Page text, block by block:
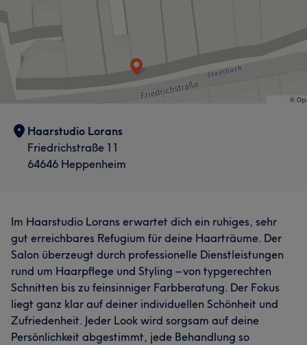
Haarstudio Lorans
Friedrichstraße 11
64646 Heppenheim
Im Haarstudio Lorans erwartet dich ein ruhiges, sehr
gut erreichbares Refugium für deine Haarträume. Der
Salon überzeugt durch professionelle Dienstleistungen
rund um Haarpflege und Styling – von typgerechten
Schnitten bis zu feinsinniger Farbberatung. Der Fokus
liegt ganz klar auf deiner individuellen Schönheit und
Zufriedenheit. Jeder Look wird sorgsam auf deine
Persönlichkeit abgestimmt, jede Behandlung so